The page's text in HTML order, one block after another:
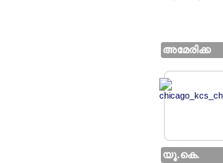
അമേരിക്ക
യൂ.കെ.